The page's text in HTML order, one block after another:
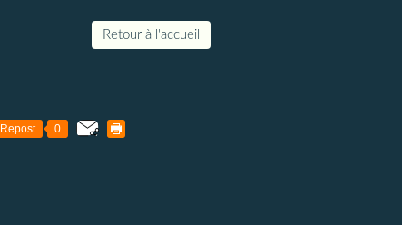
Retour à l'accueil
Repost 0